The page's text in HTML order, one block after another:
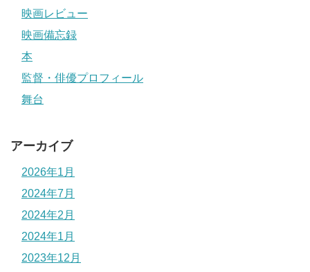
映画レビュー
映画備忘録
本
監督・俳優プロフィール
舞台
アーカイブ
2026年1月
2024年7月
2024年2月
2024年1月
2023年12月